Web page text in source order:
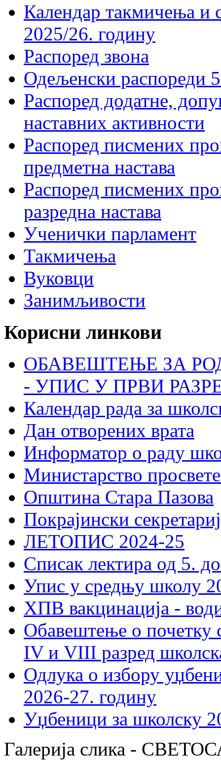
Календар такмичења
2025/26. годину
Распоред звона
Одељенски распореди
Распоред додатне,
наставних активности
Распоред писмених
предметна настава
Распоред писмених
разредна настава
Ученички парламент
Такмичења
Вуковци
Занимљивости
Корисни линкови
ОБАВЕШТЕЊЕ ЗА
- УПИС У ПРВИ
Календар рада за
Дан отворених врата
Информатор о раду
Министарство
Општина Стара Пазова
Покрајински
ЛЕТОПИС 2024-25
Списак лектира од 5.
Упис у средњу школу
ХПВ вакцинација -
Обавештење о почетку
IV и VIII разред
Одлука о избору
2026-27. годину
Уџбеници за школску
Галерија слика -